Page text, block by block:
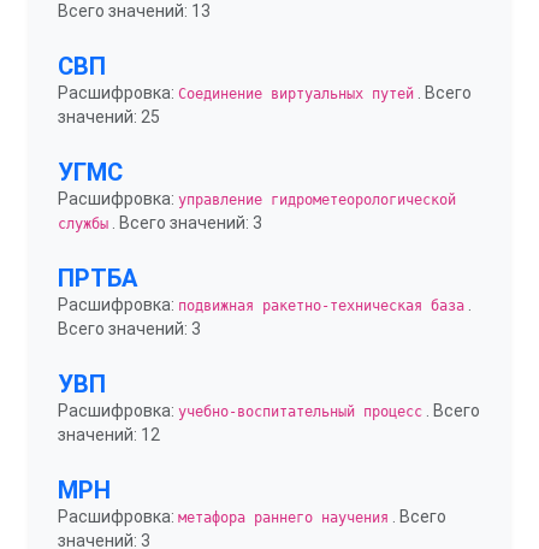
Всего значений: 13
СВП
Расшифровка: Соединение виртуальных путей . Всего
значений: 25
УГМС
Расшифровка: управление гидрометеорологической
службы . Всего значений: 3
ПРТБА
Расшифровка: подвижная ракетно-техническая база
Всего значений: 3
УВП
Расшифровка: учебно-воспитательный процесс . Всего
значений: 12
МРН
Расшифровка: метафора раннего научения
. Всего
значений: 3